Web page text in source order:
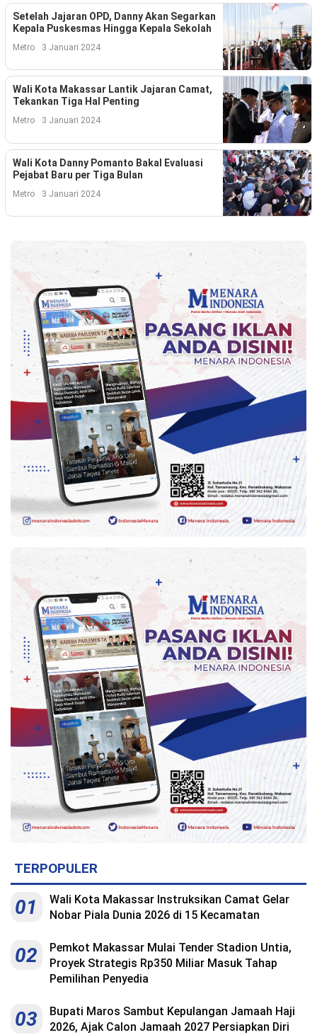
©
Copyright
2026
Menara
.
Right
Setelah Jajaran OPD, Danny Akan Segarkan
Kepala Puskesmas Hingga Kepala Sekolah
Metro 3 Januari 2024
Wali Kota Makassar Lantik Jajaran Camat,
Tekankan Tiga Hal Penting
Metro 3 Januari 2024
Wali Kota Danny Pomanto Bakal Evaluasi
Pejabat Baru per Tiga Bulan
Metro 3 Januari 2024
TERPOPULER
01
Wali Kota Makassar Instruksikan Camat Gelar
Nobar Piala Dunia 2026 di 15 Kecamatan
02
Pemkot Makassar Mulai Tender Stadion Untia,
Proyek Strategis Rp350 Miliar Masuk Tahap
Pemilihan Penyedia
03
Bupati Maros Sambut Kepulangan Jamaah Haji
2026, Ajak Calon Jamaah 2027 Persiapkan Diri